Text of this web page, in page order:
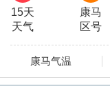
15天
天气
康马
区号
康马气温